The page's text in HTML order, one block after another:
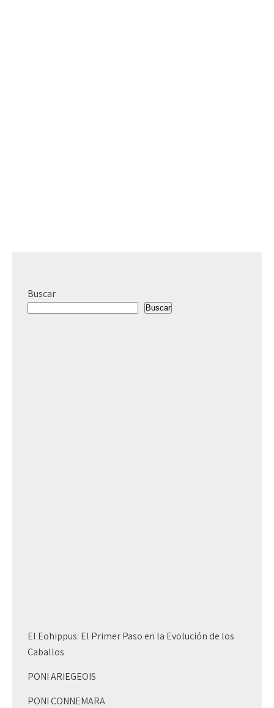
Buscar
Buscar
El Eohippus: El Primer Paso en la Evolución de los
Caballos
PONI ARIEGEOIS
PONI CONNEMARA